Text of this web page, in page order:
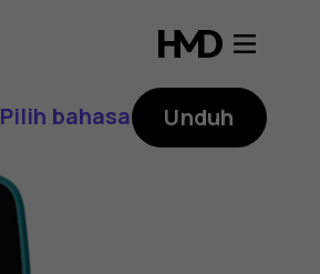
Pilih bahasa Unduh